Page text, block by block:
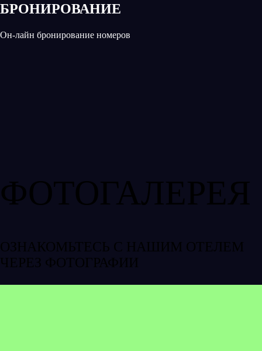
БРОНИРОВАНИЕ
Он-лайн бронирование номеров
ФОТОГАЛЕРЕЯ
ОЗНАКОМЬТЕСЬ С НАШИМ ОТЕЛЕМ
ЧЕРЕЗ ФОТОГРАФИИ